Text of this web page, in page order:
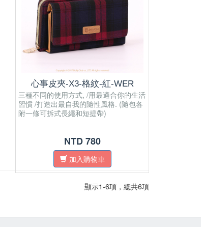
心事皮夾-X3-格紋-紅-WER
三種不同的使用方式, /用最適合你的生活
習慣 /打造出最自我的隨性風格. (隨包各
附一條可拆式長繩和短提帶)
NTD 780
加入購物車
顯示1-6項，總共6項